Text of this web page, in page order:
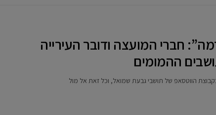
חברי המועצה ודובר העירייה
ההמומים
הווטסאפ של תושבי גבעת שמואל, וכל זאת אל מול